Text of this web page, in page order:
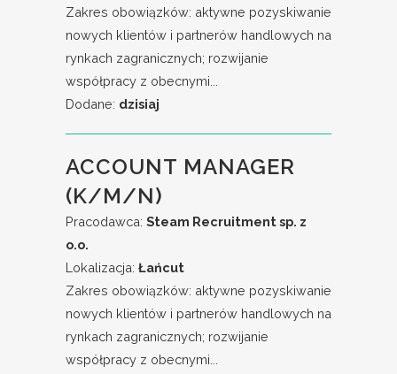
Zakres obowiązków: aktywne pozyskiwanie
nowych klientów i partnerów handlowych na
rynkach zagranicznych; rozwijanie
współpracy z obecnymi...
Dodane: dzisiaj
ACCOUNT MANAGER
(K/M/N)
Pracodawca: Steam Recruitment sp. z
o.o.
Lokalizacja: Łańcut
Zakres obowiązków: aktywne pozyskiwanie
nowych klientów i partnerów handlowych na
rynkach zagranicznych; rozwijanie
współpracy z obecnymi...